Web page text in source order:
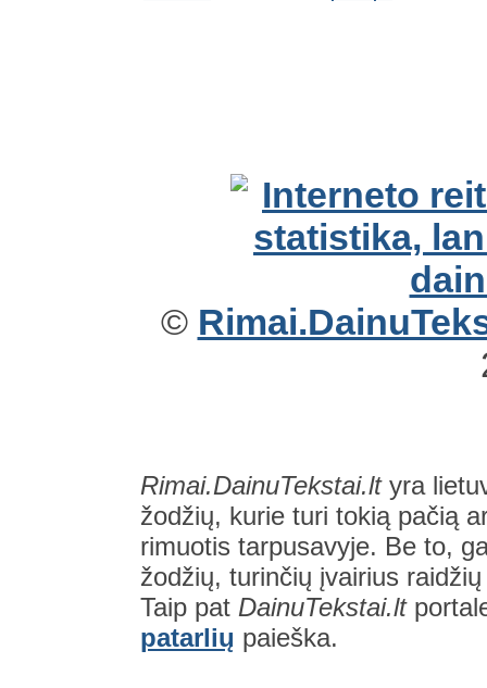
©
Rimai.DainuTekstai.ltyra
žodžių, kurie turi tokią pačią
rimuotis tarpusavyje. Be to,
žodžių, turinčių įvairius
Taip pat DainuTekstai.lt
patarlių paieška.